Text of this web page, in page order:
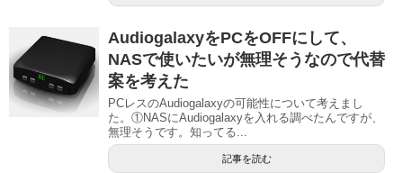
AudiogalaxyをPCをOFFにして、
NASで使いたいが無理そうなので代替
案を考えた
PCレスのAudiogalaxyの可能性について考えまし
た。①NASにAudiogalaxyを入れる調べたんですが、
無理そうです。知ってる...
記事を読む